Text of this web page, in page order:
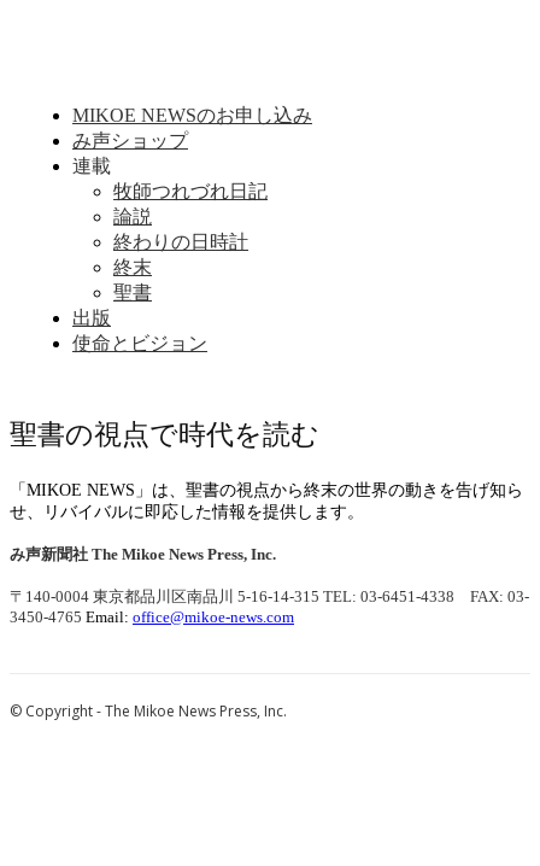
MIKOE NEWSのお申し込み
み声ショップ
連載
牧師つれづれ日記
論説
終わりの日時計
終末
聖書
出版
使命とビジョン
聖書の視点で時代を読む
「MIKOE NEWS」は、聖書の視点から終末の世界の動きを告げ知ら
せ、リバイバルに即応した情報を提供します。
み声新聞社 The Mikoe News Press, Inc.
〒140-0004 東京都品川区南品川 5-16-14-315 TEL: 03-6451-4338 FAX: 03-
3450-4765 Email: office@mikoe-news.com
© Copyright - The Mikoe News Press, Inc.